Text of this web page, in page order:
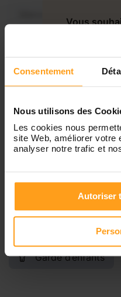
Consentement
Nous utilisons des
Les cookies nous
site Web, améliorer votre
analyser notre trafic et
Autoriser
Vendredi
Samedi
Vous
Services proposés
Garde d’enfants